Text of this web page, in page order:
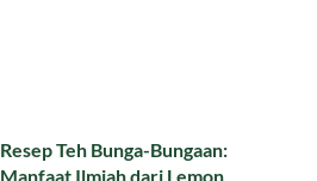
Resep Teh Bunga-Bungaan:
Manfaat Ilmiah dari Lemon